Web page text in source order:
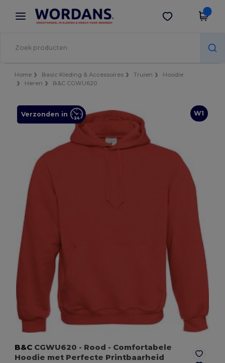
× Wordans-app
Betere prijzen in de app!
Download app
Home Basic Kleding & Accessoires Truien
Hoodie
Heren
B&C CGWU620
W1
Verzonden in
B&C CGWU620 - Rood - Comfortabele
Hoodie met Perfecte Printbaarheid